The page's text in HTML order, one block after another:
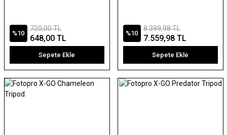
%10
720,00 TL
648,00 TL
Sepete Ekle
%10
8.399,98 TL
7.559,98 TL
Sepete Ekle